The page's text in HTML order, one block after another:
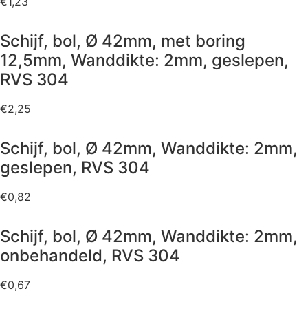
Schijf, bol, Ø 42mm, met boring
12,5mm, Wanddikte: 2mm, geslepen,
RVS 304
€2,25
Schijf, bol, Ø 42mm, Wanddikte: 2mm,
geslepen, RVS 304
€0,82
Schijf, bol, Ø 42mm, Wanddikte: 2mm,
onbehandeld, RVS 304
€0,67